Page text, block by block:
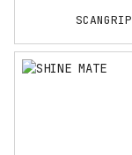
SCANGRIP